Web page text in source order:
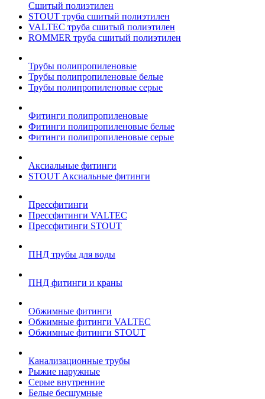
Сшитый полиэтилен
STOUT труба сшитый полиэтилен
VALTEC труба сшитый полиэтилен
ROMMER труба сшитый полиэтилен
Трубы полипропиленовые
Трубы полипропиленовые белые
Трубы полипропиленовые серые
Фитинги полипропиленовые
Фитинги полипропиленовые белые
Фитинги полипропиленовые серые
Аксиальные фитинги
STOUT Аксиальные фитинги
Прессфитинги
Прессфитинги VALTEC
Прессфитинги STOUT
ПНД трубы для воды
ПНД фитинги и краны
Обжимные фитинги
Обжимные фитинги VALTEC
Обжимные фитинги STOUT
Канализационные трубы
Рыжие наружные
Серые внутренние
Белые бесшумные